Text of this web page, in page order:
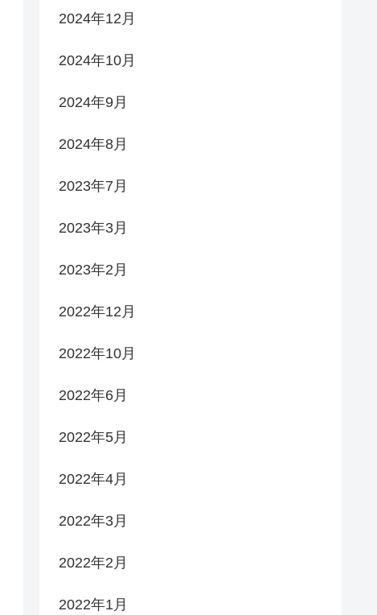
2024年12月
2024年10月
2024年9月
2024年8月
2023年7月
2023年3月
2023年2月
2022年12月
2022年10月
2022年6月
2022年5月
2022年4月
2022年3月
2022年2月
2022年1月